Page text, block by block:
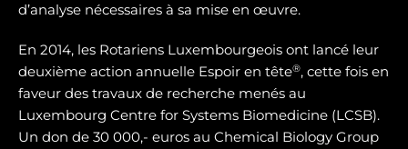
d’analyse nécessaires à sa mise en œuvre.
En 2014, les Rotariens Luxembourgeois ont lancé leur
deuxième action annuelle Espoir en tête®, cette fois en
faveur des travaux de recherche menés au
Luxembourg Centre for Systems Biomedicine (LCSB).
Un don de 30 000,- euros au Chemical Biology Group